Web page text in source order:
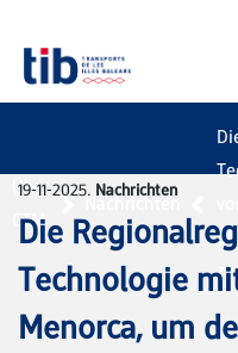
Über
CTM
Nachrichten
zu
19-11-2025. Nachrichten
Die
Technologie
Menorca, um